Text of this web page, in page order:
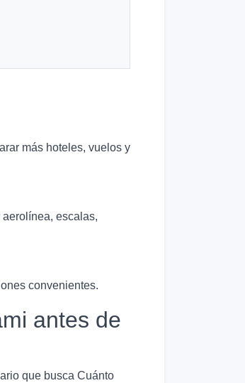
más hoteles, vuelos y
escalas,
convenientes.
antes de
que busca Cuánto